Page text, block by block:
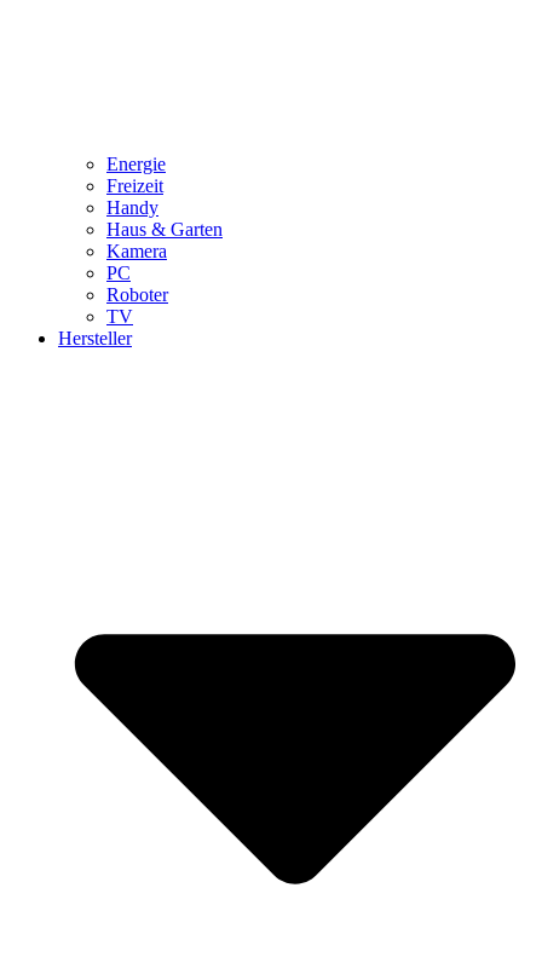
Energie
Freizeit
Handy
Haus & Garten
Kamera
PC
Roboter
TV
Hersteller